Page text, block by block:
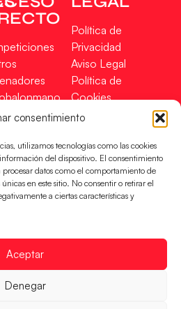
consentimiento
utilizamos tecnologías como las cookies
del dispositivo. El consentimiento
procesar datos como el comportamiento de
en este sitio. No consentir o retirar el
a ciertas características y
Aceptar
Denegar
Política de
Privacidad
Aviso Legal
Política de
Cookies
Mapa Web
EN
FINANCIADO
los derechos reservados –
por